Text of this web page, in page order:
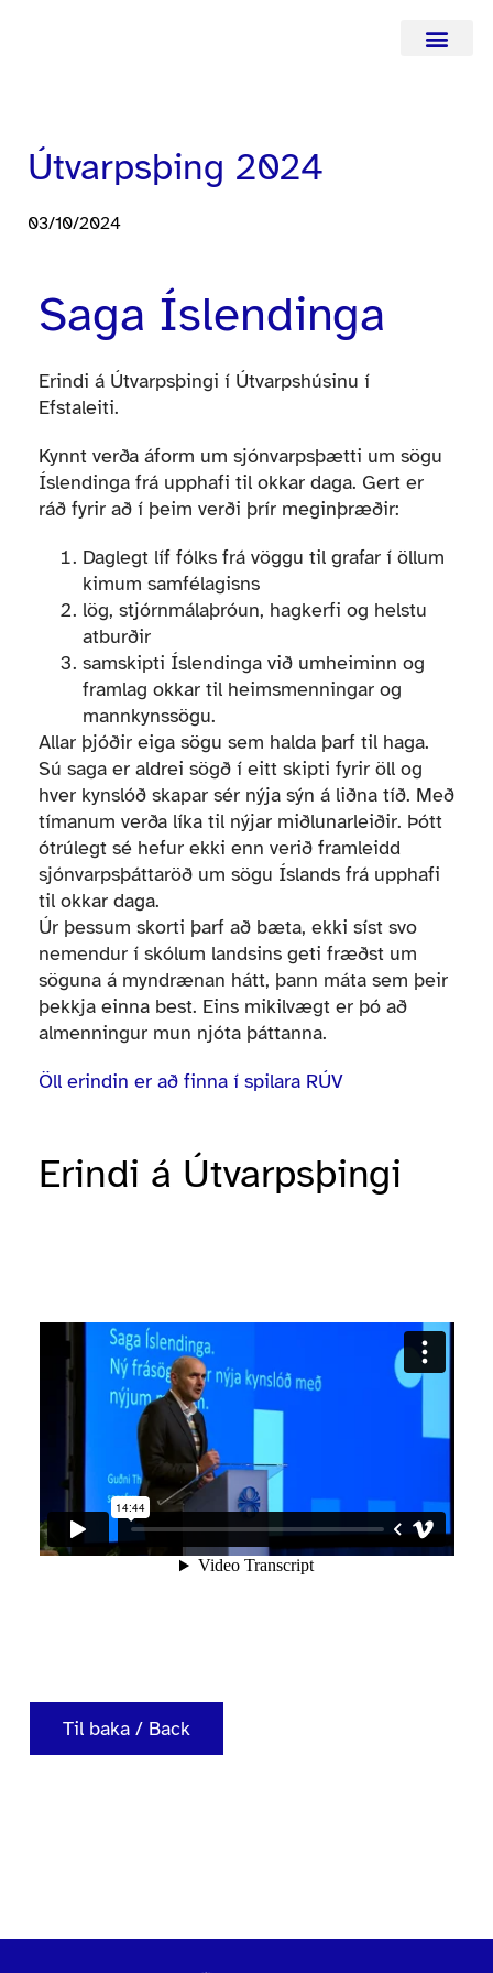
Útvarpsþing 2024
03/10/2024
Saga Íslendinga
Erindi á Útvarpsþingi í Útvarpshúsinu í
Efstaleiti.
Kynnt verða áform um sjónvarpsþætti um sögu
Íslendinga frá upphafi til okkar daga. Gert er
ráð fyrir að í þeim verði þrír meginþræðir:
Daglegt líf fólks frá vöggu til grafar í öllum
kimum samfélagisns
lög, stjórnmálaþróun, hagkerfi og helstu
atburðir
samskipti Íslendinga við umheiminn og
framlag okkar til heimsmenningar og
mannkynssögu.
Allar þjóðir eiga sögu sem halda þarf til haga.
Sú saga er aldrei sögð í eitt skipti fyrir öll og
hver kynslóð skapar sér nýja sýn á liðna tíð. Með
tímanum verða líka til nýjar miðlunarleiðir. Þótt
ótrúlegt sé hefur ekki enn verið framleidd
sjónvarpsþáttaröð um sögu Íslands frá upphafi
til okkar daga.
Úr þessum skorti þarf að bæta, ekki síst svo
nemendur í skólum landsins geti fræðst um
söguna á myndrænan hátt, þann máta sem þeir
þekkja einna best. Eins mikilvægt er þó að
almenningur mun njóta þáttanna.
Öll erindin er að finna í spilara RÚV
Erindi á Útvarpsþingi
Til baka / Back